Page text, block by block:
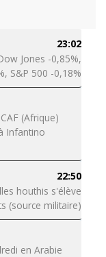
23:02
Jones -0,85%,
S&P 500 -0,18%
(Afrique)
Infantino
22:50
houthis s'élève
(source militaire)
en Arabie